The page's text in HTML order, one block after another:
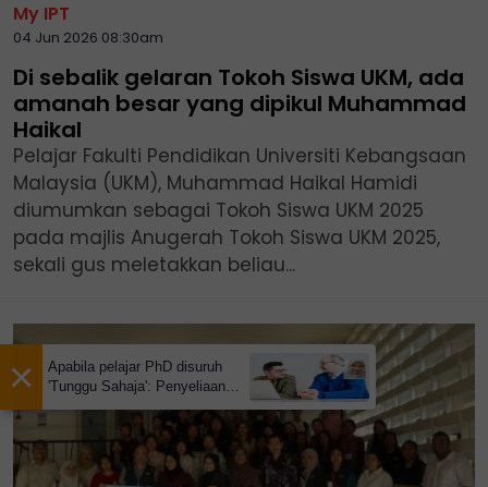
My IPT
04 Jun 2026 08:30am
Di sebalik gelaran Tokoh Siswa UKM, ada
amanah besar yang dipikul Muhammad
Haikal
Pelajar Fakulti Pendidikan Universiti Kebangsaan
Malaysia (UKM), Muhammad Haikal Hamidi
diumumkan sebagai Tokoh Siswa UKM 2025
pada majlis Anugerah Tokoh Siswa UKM 2025,
sekali gus meletakkan beliau...
×
Apabila pelajar PhD disuruh
'Tunggu Sahaja': Penyeliaan
itu satu amanah